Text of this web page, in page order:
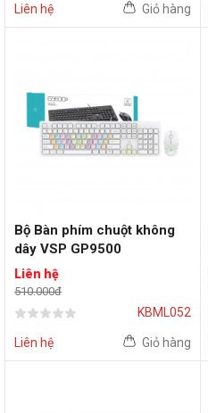
Liên hệ Giỏ hàng
Bộ Bàn phím chuột không
dây VSP GP9500
Liên hệ
510.000đ
KBML052
Liên hệ Giỏ hàng